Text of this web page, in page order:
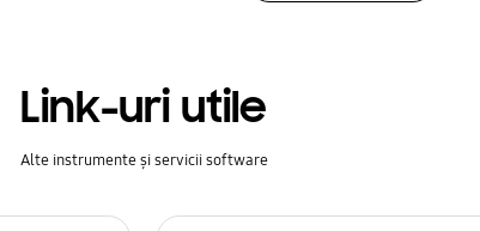
Link-uri utile
Alte instrumente și servicii software